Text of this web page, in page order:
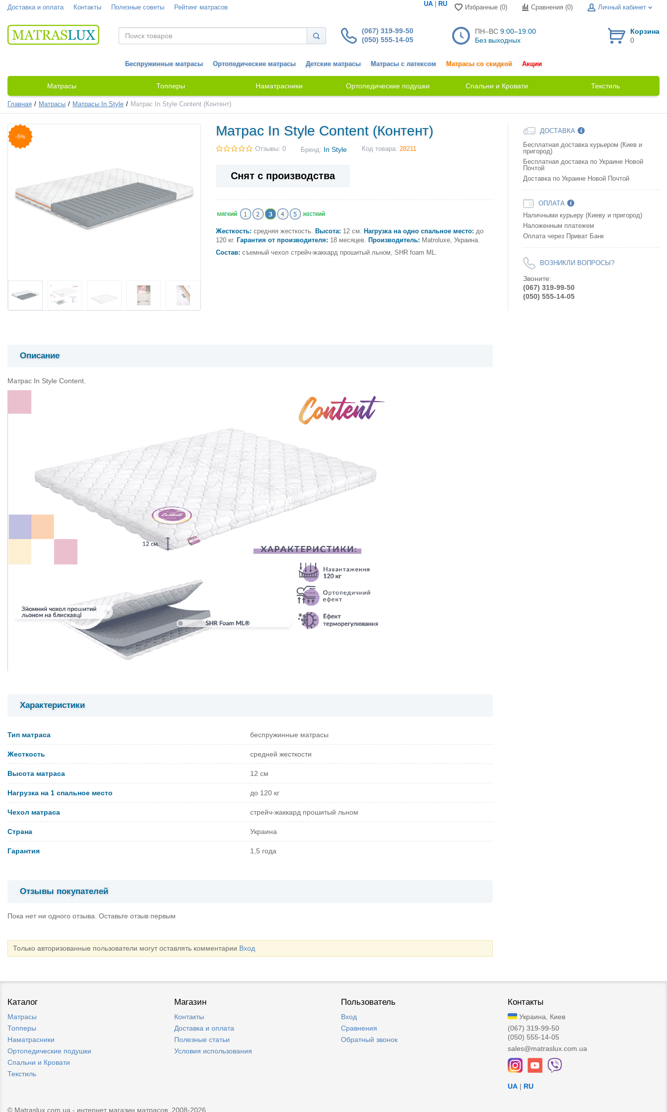
Доставка и оплата Контакты Полезные советы Рейтинг матрасов UA RU Избранные (0) Сравнения (0) Личный кабинет
(067) 319-99-50
(050) 555-14-05
ПН–ВС 9:00–19:00
Без выходных
Корзина
0
Беспружинные матрасы Ортопедические матрасы Детские матрасы Матрасы с латексом Матрасы со скидкой Акции
Матрасы Топперы Наматрасники Ортопедические подушки Спальни и Кровати Текстиль
Главная Матрасы Матрасы In Style Матрас In Style Content (Контент)
-5% Матрас In Style Content (Контент)
Отзывы: 0 Бренд: In Style Код товара: 28211
Снят с производства
Жесткость: средняя жесткость. Высота: 12 см. Нагрузка на одно спальное место: до
120 кг. Гарантия от производителя: 18 месяцев. Производитель: Matroluxe, Украина.
Состав: съемный чехол стрейч-жаккард прошитый льном, SHR foam ML.
Описание
Матрас In Style Content.
Характеристики
Тип матраса беспружинные матрасы
Жесткость средней жесткости
Высота матраса 12 см
Нагрузка на 1 спальное место до 120 кг
Чехол матраса стрейч-жаккард прошитый льном
Страна Украина
Гарантия 1,5 года
Отзывы покупателей
Пока нет ни одного отзыва. Оставьте отзыв первым
Только авторизованные пользователи могут оставлять комментарии Вход
ДОСТАВКА
Бесплатная доставка курьером (Киев и
пригород)
Бесплатная доставка по Украине Новой
Почтой
Доставка по Украине Новой Почтой
ОПЛАТА
Наличными курьеру (Киеву и пригород)
Наложенным платежем
Оплата через Приват Банк
ВОЗНИКЛИ ВОПРОСЫ?
Звоните:
(067) 319-99-50
(050) 555-14-05
Каталог
Матрасы
Топперы
Наматрасники
Ортопедические подушки
Спальни и Кровати
Текстиль
Магазин
Контакты
Доставка и оплата
Полезные статьи
Условия использования
Пользователь
Вход
Сравнения
Обратный звонок
Контакты
Украина, Киев
(067) 319-99-50
(050) 555-14-05
sales@matraslux.com.ua
UA | RU
© Matraslux.com.ua - интернет магазин матрасов, 2008-2026